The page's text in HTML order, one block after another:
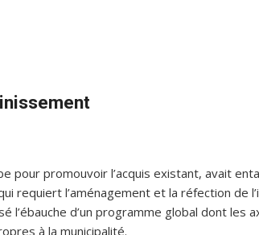
pour promouvoir l’acquis existant, avait
requiert l’aménagement et la réfection de
l’ébauche d’un programme global dont
à la municipalité.